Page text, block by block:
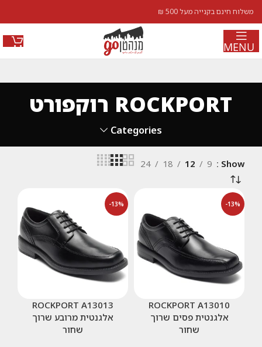
משלוח חינם בקנייה מעל 500 ₪
MENU
ROCKPORT רוקפורט
Categories
Show
9
12
18
24
-13%
ROCKPORT A13010
אלגנטית פסים שרוך
שחור
-13%
ROCKPORT A13013
אלגנטית מרובע שרוך
שחור